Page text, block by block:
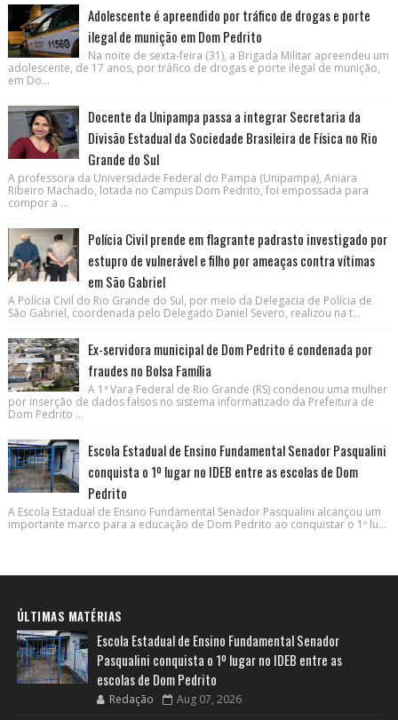
Adolescente é apreendido por tráfico de drogas e porte
ilegal de munição em Dom Pedrito
Na noite de sexta-feira (31), a Brigada Militar apreendeu um
adolescente, de 17 anos, por tráfico de drogas e porte ilegal de munição,
em Do...
Docente da Unipampa passa a integrar Secretaria da
Divisão Estadual da Sociedade Brasileira de Física no Rio
Grande do Sul
A professora da Universidade Federal do Pampa (Unipampa), Aniara
Ribeiro Machado, lotada no Campus Dom Pedrito, foi empossada para
compor a ...
Polícia Civil prende em flagrante padrasto investigado por
estupro de vulnerável e filho por ameaças contra vítimas
em São Gabriel
A Polícia Civil do Rio Grande do Sul, por meio da Delegacia de Polícia de
São Gabriel, coordenada pelo Delegado Daniel Severo, realizou na t...
Ex-servidora municipal de Dom Pedrito é condenada por
fraudes no Bolsa Família
A 1ª Vara Federal de Rio Grande (RS) condenou uma mulher
por inserção de dados falsos no sistema informatizado da Prefeitura de
Dom Pedrito ...
Escola Estadual de Ensino Fundamental Senador Pasqualini
conquista o 1º lugar no IDEB entre as escolas de Dom
Pedrito
A Escola Estadual de Ensino Fundamental Senador Pasqualini alcançou um
importante marco para a educação de Dom Pedrito ao conquistar o 1º lu...
ÚLTIMAS MATÉRIAS
Escola Estadual de Ensino Fundamental Senador
Pasqualini conquista o 1º lugar no IDEB entre as
escolas de Dom Pedrito
Redação Aug 07, 2026